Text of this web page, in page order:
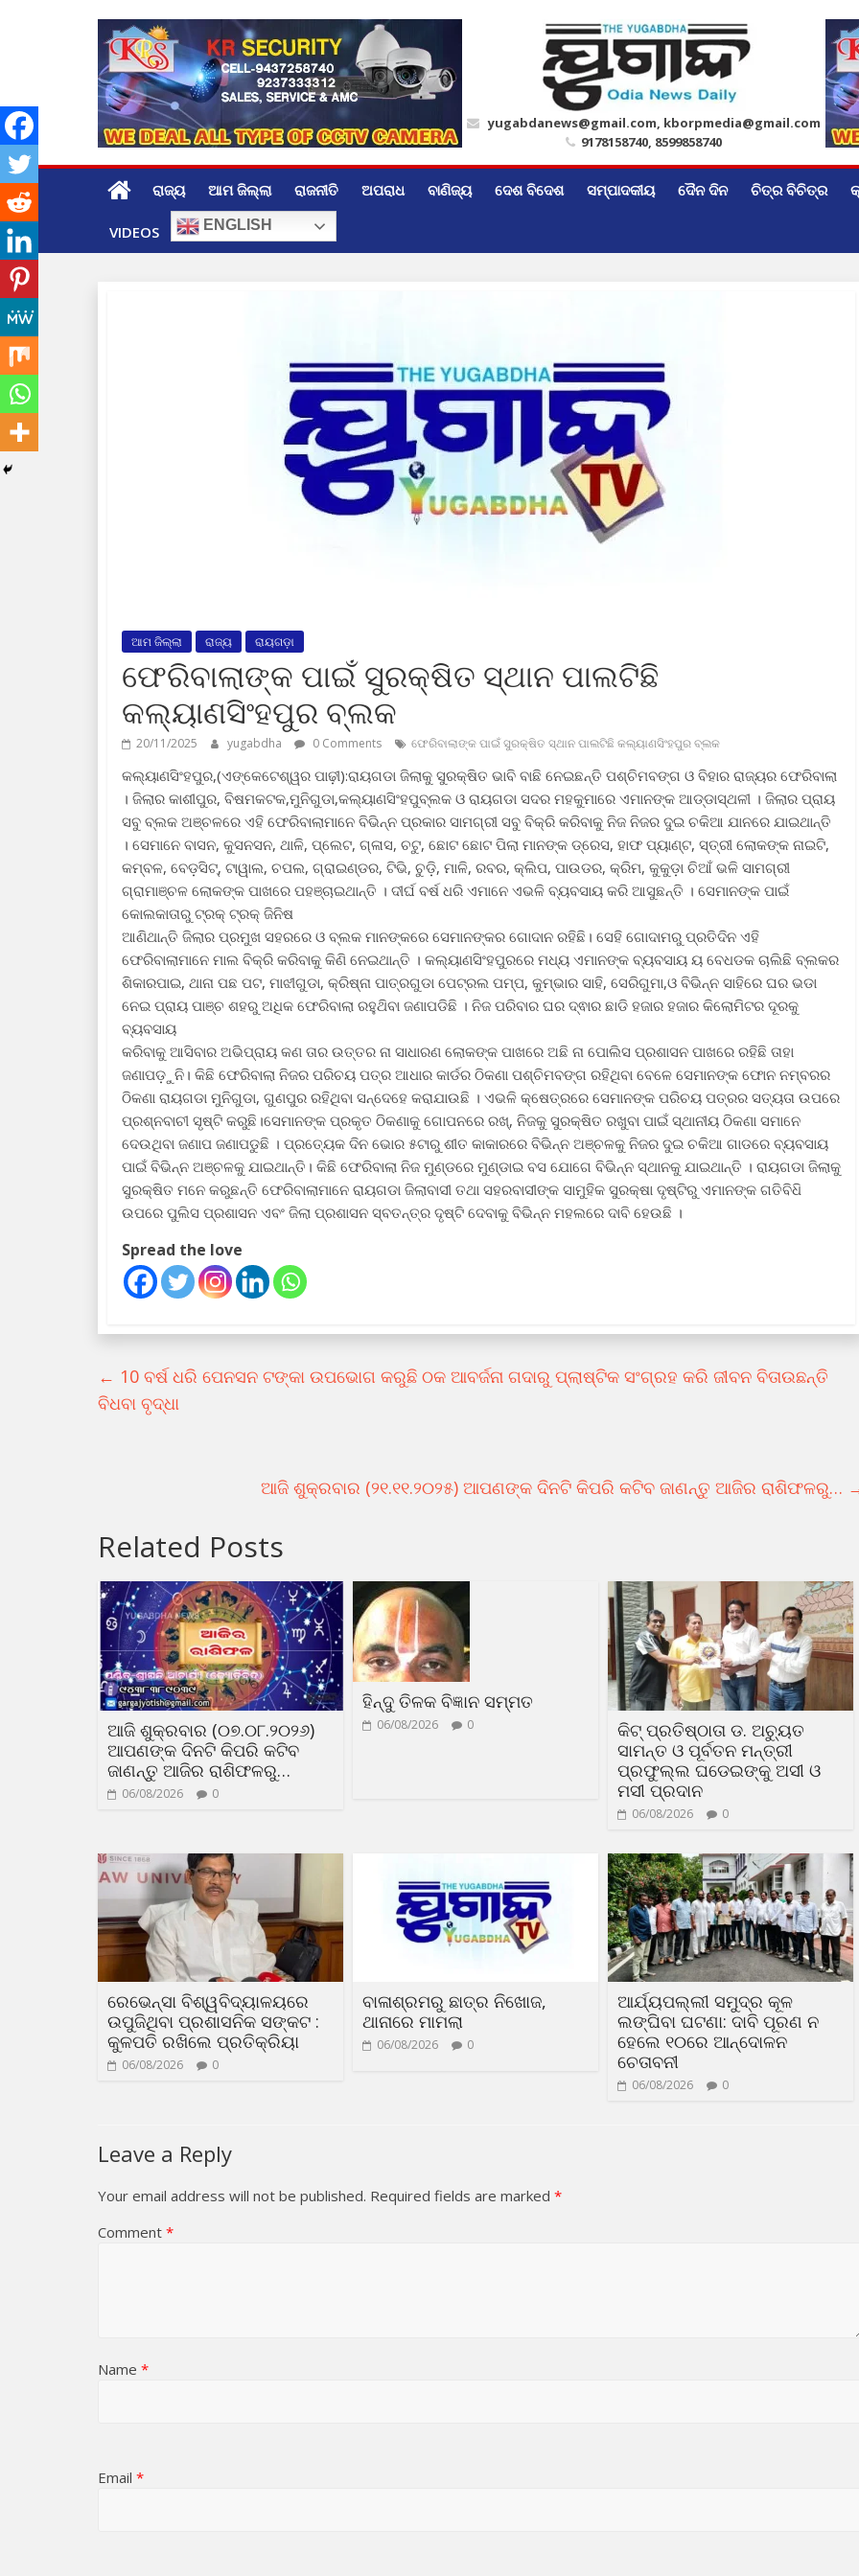
yugabdanews@gmail.com, kborpmedia@gmail.com
9178158740, 8599858740
ରାଜ୍ୟ ଆମ ଜିଲ୍ଲା ରାଜନୀତି ଅପରାଧ ବାଣିଜ୍ୟ ଦେଶ ବିଦେଶ ସମ୍ପାଦକୀୟ ଦୈନ ଦିନ ଚିତ୍ର ବିଚିତ୍ର
VIDEOS ENGLISH
ଆମ ଜିଲ୍ଲା ରାଜ୍ୟ ରାୟଗଡ଼ା
ଫେରିବାଲାଙ୍କ ପାଇଁ ସୁରକ୍ଷିତ ସ୍ଥାନ ପାଲଟିଛି
କଲ୍ୟାଣସିଂହପୁର ବ୍ଲକ
20/11/2025 yugabdha 0 Comments ଫେରିବାଲାଙ୍କ ପାଇଁ ସୁରକ୍ଷିତ ସ୍ଥାନ ପାଲଟିଛି କଲ୍ୟାଣସିଂହପୁର ବ୍ଲକ
କଲ୍ୟାଣସିଂହପୁର,(ଏଙ୍କେଟେଶ୍ୱର ପାଢ଼ୀ):ରାୟଗଡା ଜିଲାକୁ ସୁରକ୍ଷିତ ଭାବି ବାଛି ନେଇଛନ୍ତି ପଶ୍ଚିମବଙ୍ଗ ଓ ବିହାର ରାଜ୍ୟର ଫେରିବାଲା
। ଜିଲାର କାଶୀପୁର, ବିଷମକଟକ,ମୁନିଗୁଡା,କଲ୍ୟାଣସିଂହପୁବ୍ଲକ ଓ ରାୟଗଡା ସଦର ମହକୁମାରେ ଏମାନଙ୍କ ଆଡ୍ଡାସ୍ଥଳୀ । ଜିଲାର ପ୍ରାୟ
ସବୁ ବ୍ଲକ ଅଞ୍ଚଳରେ ଏହି ଫେରିବାଲାମାନେ ବିଭିନ୍ନ ପ୍ରକାର ସାମଗ୍ରୀ ସବୁ ବିକ୍ରି କରିବାକୁ ନିଜ ନିଜର ଦୁଇ ଚକିଆ ଯାନରେ ଯାଇଥାନ୍ତି
। ସେମାନେ ବାସନ, କୁସନସନ, ଥାଳି, ପ୍ଲେଟ, ଗ୍ଳାସ, ଚଟୁ, ଛୋଟ ଛୋଟ ପିଲା ମାନଙ୍କ ଡ୍ରେସ, ହାଫ ପ୍ୟାଣ୍ଟ, ସ୍ତ୍ରୀ ଲୋକଙ୍କ ନାଇଟି,
କମ୍ବଳ, ବେଡ଼ସିଟ୍, ଟାୱାଲ, ଚପଲ, ଗ୍ରାଇଣ୍ଡର, ଟିଭି, ଚୁଡ଼ି, ମାଳି, ରବର, କ୍ଲିପ, ପାଉଡର, କ୍ରିମ, କୁକୁଡ଼ା ଚିଆଁ ଭଳି ସାମଗ୍ରୀ
ଗ୍ରାମାଞ୍ଚଳ ଲୋକଙ୍କ ପାଖରେ ପହଞ୍ଚାଇଥାନ୍ତି । ଦୀର୍ଘ ବର୍ଷ ଧରି ଏମାନେ ଏଭଳି ବ୍ୟବସାୟ କରି ଆସୁଛନ୍ତି । ସେମାନଙ୍କ ପାଇଁ
କୋଲକାତାରୁ ଟ୍ରକ୍ ଟ୍ରକ୍ ଜିନିଷ
ଆଣିଥାନ୍ତି ଜିଲାର ପ୍ରମୁଖ ସହରରେ ଓ ବ୍ଲକ ମାନଙ୍କରେ ସେମାନଙ୍କର ଗୋଦାନ ରହିଛି। ସେହି ଗୋଦାମରୁ ପ୍ରତିଦିନ ଏହି
ଫେରିବାଲାମାନେ ମାଲ ବିକ୍ରି କରିବାକୁ କିଣି ନେଇଥାନ୍ତି । କଲ୍ୟାଣସିଂହପୁରରେ ମଧ୍ୟ ଏମାନଙ୍କ ବ୍ୟବସାୟ ୟ ବେଧଡକ ଚାଲିଛି ବ୍ଲକର
ଶିକାରପାଇ, ଥାନା ପଛ ପଟ, ମାଝୀଗୁଡା, କ୍ରିଷ୍ନା ପାତ୍ରଗୁଡା ପେଟ୍ରଲ ପମ୍ପ, କୁମ୍ଭାର ସାହି, ସେରିଗୁମା,ଓ ବିଭିନ୍ନ ସାହିରେ ଘର ଭଡା
ନେଇ ପ୍ରାୟ ପାଞ୍ଚ ଶହରୁ ଅଧିକ ଫେରିବାଲା ରହୁଥ‌ିବା ଜଣାପଡିଛି । ନିଜ ପରିବାର ଘର ଦ୍ଵାର ଛାଡି ହଜାର ହଜାର କିଲୋମିଟର ଦୂରକୁ
ବ୍ୟବସାୟ
କରିବାକୁ ଆସିବାର ଅଭିପ୍ରାୟ କଣ ତାର ଉତ୍ତର ନା ସାଧାରଣ ଲୋକଙ୍କ ପାଖରେ ଅଛି ନା ପୋଲିସ ପ୍ରଶାସନ ପାଖରେ ରହିଛି ତାହା
ଜଣାପଡ଼ୁନି। କିଛି ଫେରିବାଲା ନିଜର ପରିଚୟ ପତ୍ର ଆଧାର କାର୍ଡର ଠିକଣା ପଶ୍ଚିମବଙ୍ଗ ରହିଥିବା ବେଳେ ସେମାନଙ୍କ ଫୋନ ନମ୍ବରର
ଠିକଣା ରାୟଗଡା ମୁନିଗୁଡା, ଗୁଣପୁର ରହିଥିବା ସନ୍ଦେହେ କରାଯାଉଛି । ଏଭଳି କ୍ଷେତ୍ରରେ ସେମାନଙ୍କ ପରିଚୟ ପତ୍ରର ସତ୍ୟତା ଉପରେ
ପ୍ରଶ୍ନବାଚୀ ସୃଷ୍ଟି କରୁଛି।ସେମାନଙ୍କ ପ୍ରକୃତ ଠିକଣାକୁ ଗୋପନରେ ରଖ୍, ନିଜକୁ ସୁରକ୍ଷିତ ରଖୁବା ପାଇଁ ସ୍ଥାନୀୟ ଠିକଣା ସମାନେ
ଦେଉଥିବା ଜଣାପ ଜଣାପଡୁଛି । ପ୍ରତ୍ୟେକ ଦିନ ଭୋର ୫ଟାରୁ ଶୀତ କାକାରରେ ବିଭିନ୍ନ ଅଞ୍ଚଳକୁ ନିଜର ଦୁଇ ଚକିଆ ଗାଡରେ ବ୍ୟବସାୟ
ପାଇଁ ବିଭିନ୍ନ ଅଞ୍ଚଳକୁ ଯାଇଥାନ୍ତି। କିଛି ଫେରିବାଲା ନିଜ ମୁଣ୍ଡରେ ମୁଣ୍ଡାଇ ବସ ଯୋଗେ ବିଭିନ୍ନ ସ୍ଥାନକୁ ଯାଇଥାନ୍ତି । ରାୟଗଡା ଜିଲାକୁ
ସୁରକ୍ଷିତ ମନେ କରୁଛନ୍ତି ଫେରିବାଲାମାନେ ରାୟଗଡା ଜିଲାବାସୀ ତଥା ସହରବାସୀଙ୍କ ସାମୁହିକ ସୁରକ୍ଷା ଦୃଷ୍ଟିରୁ ଏମାନଙ୍କ ଗତିବିଧ‌ି
ଉପରେ ପୁଲିସ ପ୍ରଶାସନ ଏବଂ ଜିଲା ପ୍ରଶାସନ ସ୍ବତନ୍ତ୍ର ଦୃଷ୍ଟି ଦେବାକୁ ବିଭିନ୍ନ ମହଲରେ ଦାବି ହେଉଛି ।
Spread the love
← 10 ବର୍ଷ ଧରି ପେନସନ ଟଙ୍କା ଉପଭୋଗ କରୁଛି ଠକ ଆବର୍ଜନା ଗଦାରୁ ପ୍ଲାଷ୍ଟିକ ସଂଗ୍ରହ କରି ଜୀବନ ବିତାଉଛନ୍ତି
ବିଧବା ବୃଦ୍ଧା
ଆଜି ଶୁକ୍ରବାର (୨୧.୧୧.୨୦୨୫) ଆପଣଙ୍କ ଦିନଟି କିପରି କଟିବ ଜାଣନ୍ତୁ ଆଜିର ରାଶିଫଳରୁ…
Related Posts
ଆଜି ଶୁକ୍ରବାର (୦୭.୦୮.୨୦୨୬)
ଆପଣଙ୍କ ଦିନଟି କିପରି କଟିବ
ଜାଣନ୍ତୁ ଆଜିର ରାଶିଫଳରୁ…
06/08/2026 0
ହିନ୍ଦୁ ତିଳକ ବିଜ୍ଞାନ ସମ୍ମତ
06/08/2026 0
କିଟ୍ ପ୍ରତିଷ୍ଠାତା ଡ. ଅଚ୍ୟୁତ
ସାମନ୍ତ ଓ ପୂର୍ବତନ ମନ୍ତ୍ରୀ
ପ୍ରଫୁଲ୍ଲ ଘଡେଇଙ୍କୁ ଅସୀ ଓ
ମସୀ ପ୍ରଦାନ
06/08/2026 0
ରେଭେନ୍ସା ବିଶ୍ୱବିଦ୍ୟାଳୟରେ
ଉପୁଜିଥିବା ପ୍ରଶାସନିକ ସଙ୍କଟ :
କୁଳପତି ରଖିଲେ ପ୍ରତିକ୍ରିୟା
06/08/2026 0
ବାଳାଶ୍ରମରୁ ଛାତ୍ର ନିଖୋଜ,
ଥାନାରେ ମାମଲା
06/08/2026 0
ଆର୍ଯ୍ୟପଲ୍ଲୀ ସମୁଦ୍ର କୂଳ
ଲଙ୍ଘିବା ଘଟଣା: ଦାବି ପୂରଣ ନ
ହେଲେ ୧୦ରେ ଆନ୍ଦୋଳନ
ଚେତାବନୀ
06/08/2026 0
Leave a Reply
Your email address will not be published. Required fields are marked *
Comment *
Name *
Email *